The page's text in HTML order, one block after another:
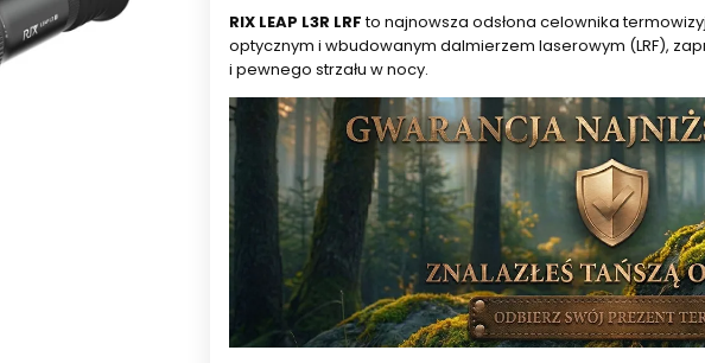
RIX LEAP L3R LRFto najnowsza odsłona celownika
optycznym i wbudowanym dalmierzem laserowym (LRF),
i pewnego strzału w nocy.